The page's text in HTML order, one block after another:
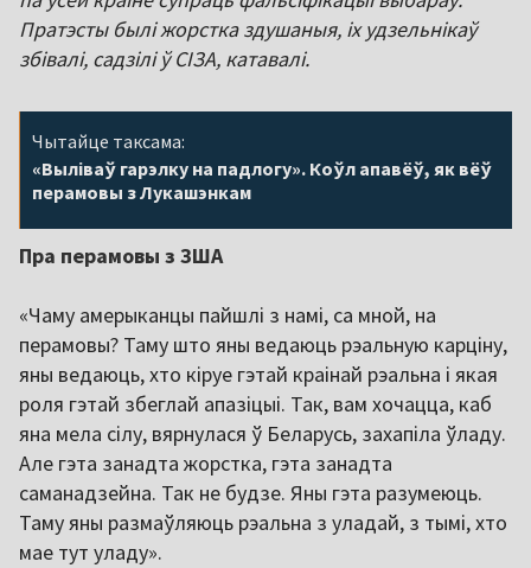
Пратэсты былі жорстка здушаныя, іх удзельнікаў
збівалі, садзілі ў СІЗА, катавалі.
Чытайце таксама:
«Выліваў гарэлку на падлогу». Коўл апавёў, як вёў
перамовы з Лукашэнкам
Пра перамовы з ЗША
«Чаму амерыканцы пайшлі з намі, са мной, на
перамовы? Таму што яны ведаюць рэальную карціну,
яны ведаюць, хто кіруе гэтай краінай рэальна і якая
роля гэтай збеглай апазіцыі. Так, вам хочацца, каб
яна мела сілу, вярнулася ў Беларусь, захапіла ўладу.
Але гэта занадта жорстка, гэта занадта
саманадзейна. Так не будзе. Яны гэта разумеюць.
Таму яны размаўляюць рэальна з уладай, з тымі, хто
мае тут уладу».